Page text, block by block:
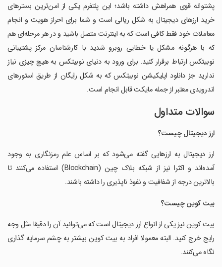
پشتوانه قوی همراهش داشته باشد؛ این پلتفرم یکی از امن‌ترین بسترهای
خرید ارزهای دیجیتال به شکل ریالی است و شما برای احراز هویت و انجام
معاملات خود فقط کافی است که به اینترنت متصل باشید و در هر مرحله‌ای هم
که با هرگونه مشکل یا خطایی روبرو شدید با کارشناسان مرکز پشتیبانی
نوبیتکس ارتباط برقرار کنید. برای ورود به دنیای نوبیتکس به هیچ چیزی نیاز
ندارید جز دانلود اپلیکیشن نوبیتکس که به شکل رایگان از طریق استورهای
اندرویدی معتبر از جمله مایکت قابل انجام است.
سوالات متداول
ارز دیجیتال چیست؟
ارز دیجیتال به ارزهایی گفته می‌شود که بر اساس علم رمزنگاری به وجود
آمده‌اند و اکثرا نیز از شبکه بلاک چین (Blockchain) استفاده می‌کنند تا
بالاترین درجه از شفافیت و نفوذ ناپذیری را داشته باشند.
بیت کوین چیست؟
بیت کوین نیز یکی از انواع ارز دیجیتال است که می‌توانید آن را دقیقا مثل وجه
رایج خرج کنید. البته معمولا افراد به بیت کوین بیشتر به چشم سرمایه گذاری
نگاه می‌کنند.